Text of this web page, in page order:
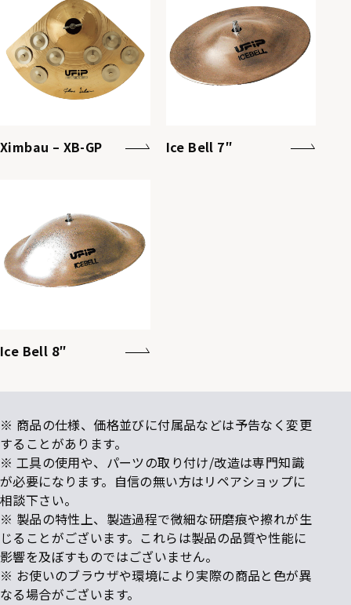
Ximbau – XB-GP Ice Bell 7″
Ice Bell 8″
※ 商品の仕様、価格並びに付属品などは予告なく変更
することがあります。
※ 工具の使用や、パーツの取り付け/改造は専門知識
が必要になります。自信の無い方はリペアショップに
相談下さい。
※ 製品の特性上、製造過程で微細な研磨痕や擦れが生
じることがございます。これらは製品の品質や性能に
影響を及ぼすものではございません。
※ お使いのブラウザや環境により実際の商品と色が異
なる場合がございます。